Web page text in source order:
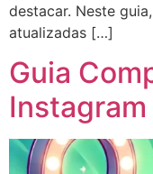
destacar. Neste
atualizadas […]
Guia